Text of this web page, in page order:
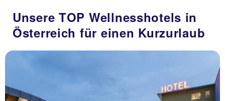
Unsere TOP Wellnesshotels in
Österreich für einen Kurzurlaub